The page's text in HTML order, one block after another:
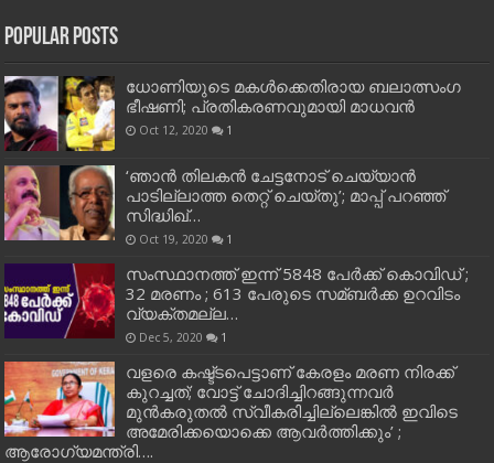
Popular Posts
ധോണിയുടെ മകള്‍ക്കെതിരായ ബലാത്സംഗ
ഭീഷണി; പ്രതികരണവുമായി മാധവന്‍
Oct 12, 2020 1
‘ഞാന്‍ തിലകന്‍ ചേട്ടനോട് ചെയ്യാന്‍
പാടില്ലാത്ത തെറ്റ് ചെയ്തു’; മാപ്പ് പറഞ്ഞ്
സിദ്ധിഖ്…
Oct 19, 2020 1
സംസ്ഥാനത്ത് ഇന്ന് 5848 പേര്‍ക്ക് കൊവി‌ഡ് ;
32 മരണം ; 613 പേരുടെ സമ്ബര്‍ക്ക ഉറവിടം
വ്യക്തമല്ല…
Dec 5, 2020 1
വളരെ കഷ്ട്ടപെട്ടാണ് കേരളം മരണ നിരക്ക്
കുറച്ചത്; വോട്ട് ചോദിച്ചിറങ്ങുന്നവർ
മുൻകരുതൽ സ്വീകരിച്ചില്ലെങ്കിൽ ഇവിടെ
അമേരിക്കയൊക്കെ ആവർത്തിക്കും’ ;
ആരോഗ്യമന്ത്രി….